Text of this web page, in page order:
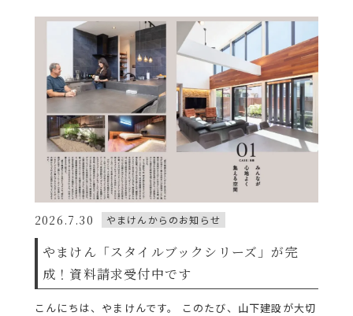
2026.7.30 やまけんからのお知らせ
やまけん「スタイルブックシリーズ」が完
成！資料請求受付中です
こんにちは、やまけんです。 このたび、山下建設が大切